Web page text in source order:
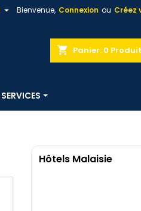
Bienvenue, Connexion ou Créez

shopping_cart Panier: 0
Hôtels Malaisie